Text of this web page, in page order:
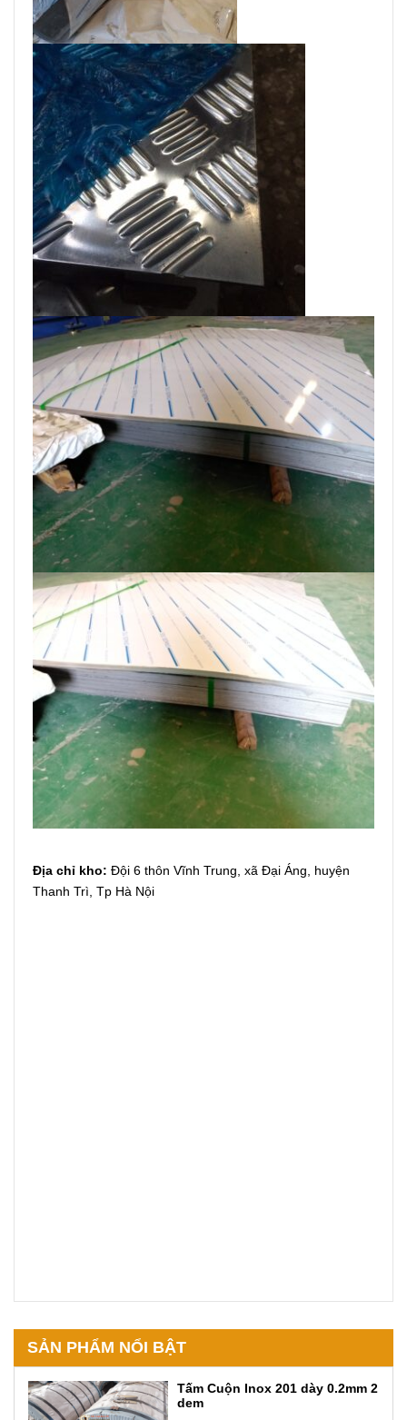
Địa chỉ kho: Đội 6 thôn Vĩnh Trung, xã Đại Áng, huyện
Thanh Trì, Tp Hà Nội
SẢN PHẨM NỔI BẬT
Tấm Cuộn Inox 201 dày 0.2mm 2
dem